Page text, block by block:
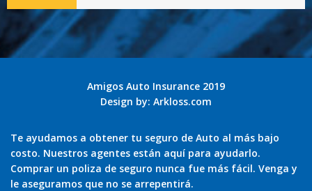
Amigos Auto Insurance 2019
Design by: Arkloss.com
Te ayudamos a obtener tu seguro de Auto al más bajo
costo. Nuestros agentes están aquí para ayudarlo.
Comprar un poliza de seguro nunca fue más fácil. Venga y
le aseguramos que no se arrepentirá.